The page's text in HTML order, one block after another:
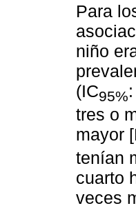
Para
niño
(IC95%
tres o
mayor
tenían
cuarto
veces